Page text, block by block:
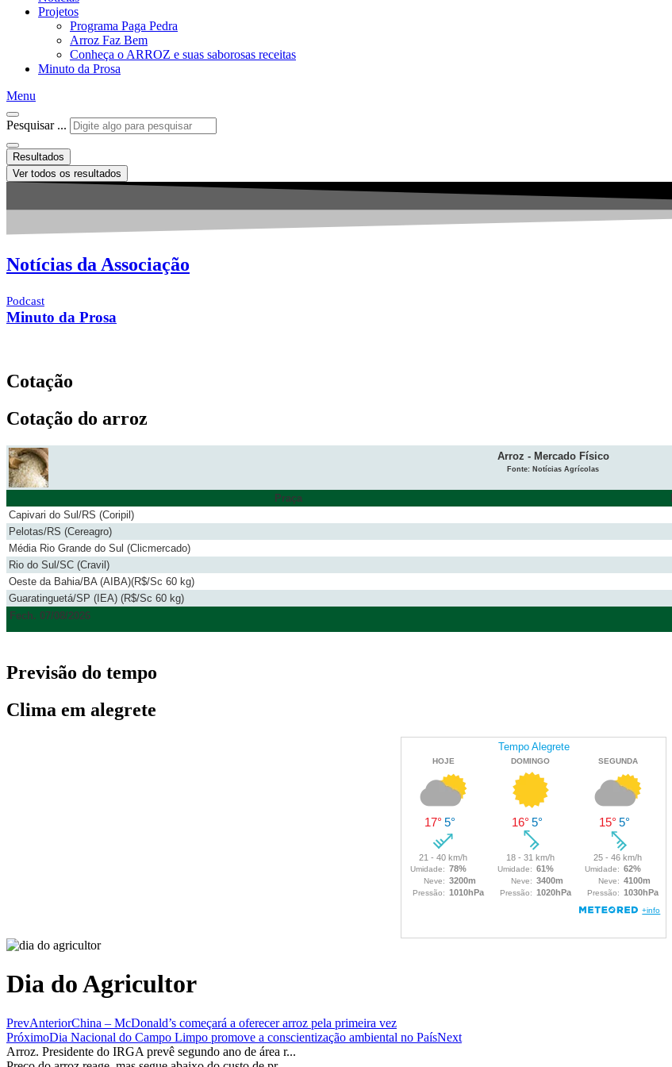
Projetos
Programa Paga Pedra
Arroz Faz Bem
Conheça o ARROZ e suas saborosas receitas
Minuto da Prosa
Menu
Pesquisar ...
Resultados
Ver todos os resultados
Notícias da Associação
Podcast
Minuto da Prosa
Cotação
Cotação do arroz
Arroz - Mercado Físico
Fonte: Notícias Agrícolas
Praça
Capivari do Sul/RS (Coripil)
Pelotas/RS (Cereagro)
Média Rio Grande do Sul (Clicmercado)
Rio do Sul/SC (Cravil)
Oeste da Bahia/BA (AIBA)(R$/Sc 60 kg)
Guaratinguetá/SP (IEA) (R$/Sc 60 kg)
Fech. 07/08/2026
Previsão do tempo
Clima em alegrete
Dia do Agricultor
PrevAnteriorChina – McDonald’s começará a oferecer arroz pela primeira vez
PróximoDia Nacional do Campo Limpo promove a conscientização ambiental no PaísNext
Arroz. Presidente do IRGA prevê segundo ano de área r...